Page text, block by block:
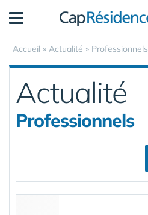
Accueil » Actualité » Professionnels
Actualité
Professionnels